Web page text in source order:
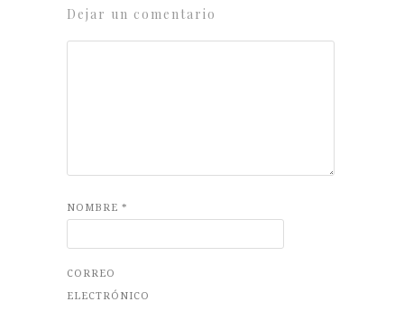
Dejar un comentario
NOMBRE *
CORREO
ELECTRÓNICO